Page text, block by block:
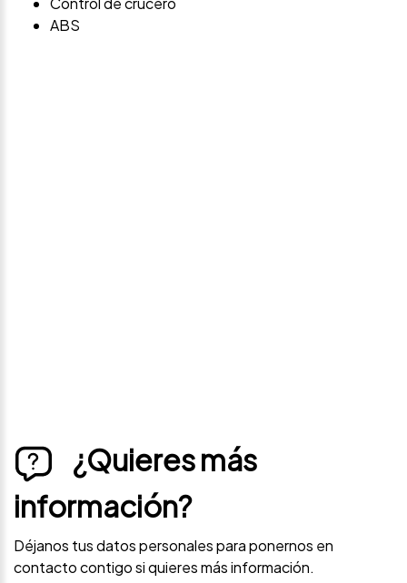
ABS
¿Quieres más
información?
Déjanos tus datos personales para ponernos en
contacto contigo si quieres más información.